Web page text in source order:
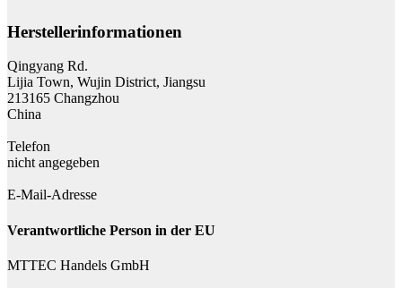
Herstellerinformationen
Qingyang Rd.
Lijia Town, Wujin District, Jiangsu
213165 Changzhou
China
Telefon
nicht angegeben
E-Mail-Adresse
Verantwortliche Person in der EU
MTTEC Handels GmbH